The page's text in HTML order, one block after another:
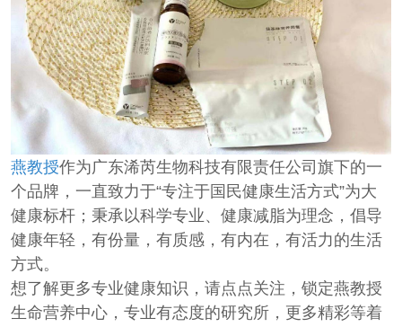
燕教授作为广东浠芮生物科技有限责任公司旗下的一
个品牌，一直致力于“专注于国民健康生活方式”为大
健康标杆；秉承以科学专业、健康减脂为理念，倡导
健康年轻，有份量，有质感，有内在，有活力的生活
方式。
想了解更多专业健康知识，请点点关注，锁定燕教授
生命营养中心，专业有态度的研究所，更多精彩等着